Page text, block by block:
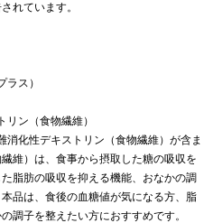
れています。
ス）
ン（食物繊維）
化性デキストリン（食物繊維）が含ま
維）は、食事から摂取した糖の吸収を
脂肪の吸収を抑える機能、おなかの調
品は、食後の血糖値が気になる方、脂
調子を整えたい方におすすめです。